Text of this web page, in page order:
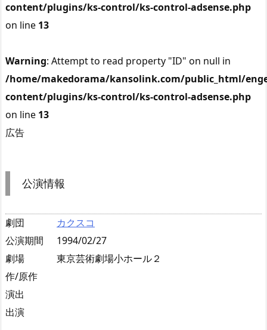
content/plugins/ks-control/ks-control-adsense.php
on line 13
Warning: Attempt to read property "ID" on null in
/home/makedorama/kansolink.com/public_html/
content/plugins/ks-control/ks-control-adsense.php
on line 13
広告
公演情報
劇団
カクスコ
公演期間
1994/02/27
劇場
東京芸術劇場小ホール２
作/原作
演出
出演